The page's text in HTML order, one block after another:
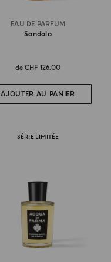
EAU DE PARFUM
Sandalo
de CHF 126.00
AJOUTER AU PANIER
SÉRIE LIMITÉE